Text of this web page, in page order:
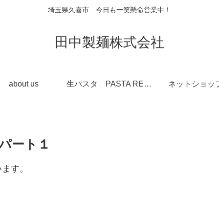
埼玉県久喜市 今日も一笑懸命営業中！
田中製麺株式会社
about us 生パスタ PASTA REGINA ネットショッ
ート１
す。